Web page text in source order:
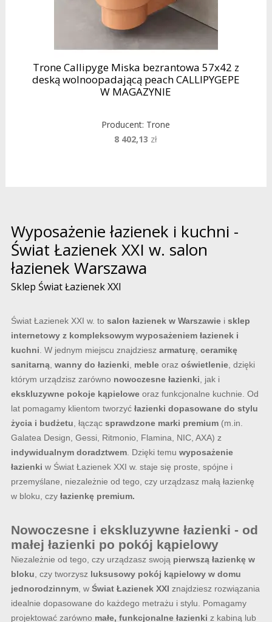
Trone Callipyge Miska bezrantowa 57x42 z
deską wolnoopadającą peach CALLIPYGEPE
W MAGAZYNIE
Producent: Trone
8 402,13 zł
Wyposażenie łazienek i kuchni -
Świat Łazienek XXI w. salon
łazienek Warszawa
Sklep Świat Łazienek XXI
Świat Łazienek XXI w. to salon łazienek w Warszawiei sklep
internetowy z kompleksowym wyposażeniem łazienek i
kuchni. W jednym miejscu znajdziesz armaturę, ceramikę
sanitarną, wanny do łazienki, mebleoraz oświetlenie, dzięki
którym urządzisz zarówno nowoczesne łazienki, jak i
ekskluzywne pokoje kąpieloweoraz funkcjonalne kuchnie. Od
lat pomagamy klientom tworzyć łazienki dopasowane do stylu
życia i budżetu, łącząc sprawdzone marki premium(m.in.
Galatea Design, Gessi, Ritmonio, Flamina, NIC, AXA) z
indywidualnym doradztwem. Dzięki temu wyposażenie
łazienki w Świat Łazienek XXI w. staje się proste, spójne i
przemyślane, niezależnie od tego, czy urządzasz małą łazienkę
w bloku, czy łazienkę premium.
Nowoczesne i ekskluzywne łazienki - od
małej łazienki po pokój kąpielowy
Niezależnie od tego, czy urządzasz swoją pierwszą łazienkę w
bloku, czy tworzysz luksusowy pokój kąpielowy w domu
jednorodzinnym, w Świat Łazienek XXI znajdziesz rozwiązania
idealnie dopasowane do każdego metrażu i stylu. Pomagamy
projektować zarówno małe, funkcjonalne łazienki z kabiną lub